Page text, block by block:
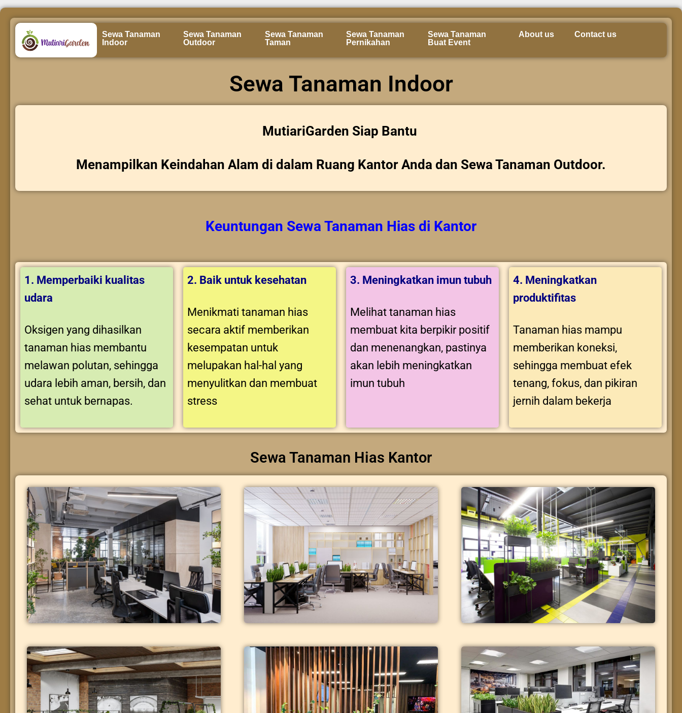
Sewa Tanaman
Indoor
Sewa Tanaman
Outdoor
Sewa Tanaman
Taman
Sewa Tanaman
Pernikahan
Sewa Tanaman
Buat Event
About us Contact us
Sewa Tanaman Indoor
MutiariGarden Siap Bantu
Menampilkan Keindahan Alam di dalam Ruang Kantor Anda dan Sewa Tanaman Outdoor.
Keuntungan Sewa Tanaman Hias di Kantor
1. Memperbaiki kualitas
udara
Oksigen yang dihasilkan
tanaman hias membantu
melawan polutan, sehingga
udara lebih aman, bersih, dan
sehat untuk bernapas.
2. Baik untuk kesehatan
Menikmati tanaman hias
secara aktif memberikan
kesempatan untuk
melupakan hal-hal yang
menyulitkan dan membuat
stress
3. Meningkatkan imun tubuh
Melihat tanaman hias
membuat kita berpikir positif
dan menenangkan, pastinya
akan lebih meningkatkan
imun tubuh
4. Meningkatkan
produktifitas
Tanaman hias mampu
memberikan koneksi,
sehingga membuat efek
tenang, fokus, dan pikiran
jernih dalam bekerja
Sewa Tanaman Hias Kantor